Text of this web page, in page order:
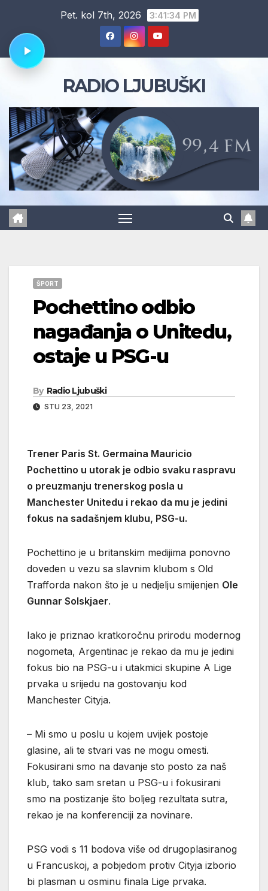
content
Pet. kol 7th, 2026 3:41:35 PM
RADIO LJUBUŠKI
ŠPORT
Pochettino odbio
nagađanja o Unitedu,
ostaje u PSG-u
By Radio Ljubuški
STU 23, 2021
Trener Paris St. Germaina Mauricio
Pochettino u utorak je odbio svaku raspravu
o preuzmanju trenerskog posla u
Manchester Unitedu i rekao da mu je jedini
fokus na sadašnjem klubu, PSG-u.
Pochettino je u britanskim medijima ponovno
doveden u vezu sa slavnim klubom s Old
Trafforda nakon što je u nedjelju smijenjen Ole
Gunnar Solskjaer.
Iako je priznao kratkoročnu prirodu modernog
nogometa, Argentinac je rekao da mu je jedini
fokus bio na PSG-u i utakmici skupine A Lige
prvaka u srijedu na gostovanju kod
Manchester Cityja.
– Mi smo u poslu u kojem uvijek postoje
glasine, ali te stvari vas ne mogu omesti.
Fokusirani smo na davanje sto posto za naš
klub, tako sam sretan u PSG-u i fokusirani
smo na postizanje što boljeg rezultata sutra,
rekao je na konferenciji za novinare.
PSG vodi s 11 bodova više od drugoplasiranog
u Francuskoj, a pobjedom protiv Cityja izborio
bi plasman u osminu finala Lige prvaka.